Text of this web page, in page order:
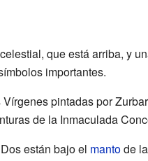
que está arriba, y
importantes.
pintadas por
de la Inmaculada
están bajo el mantode la